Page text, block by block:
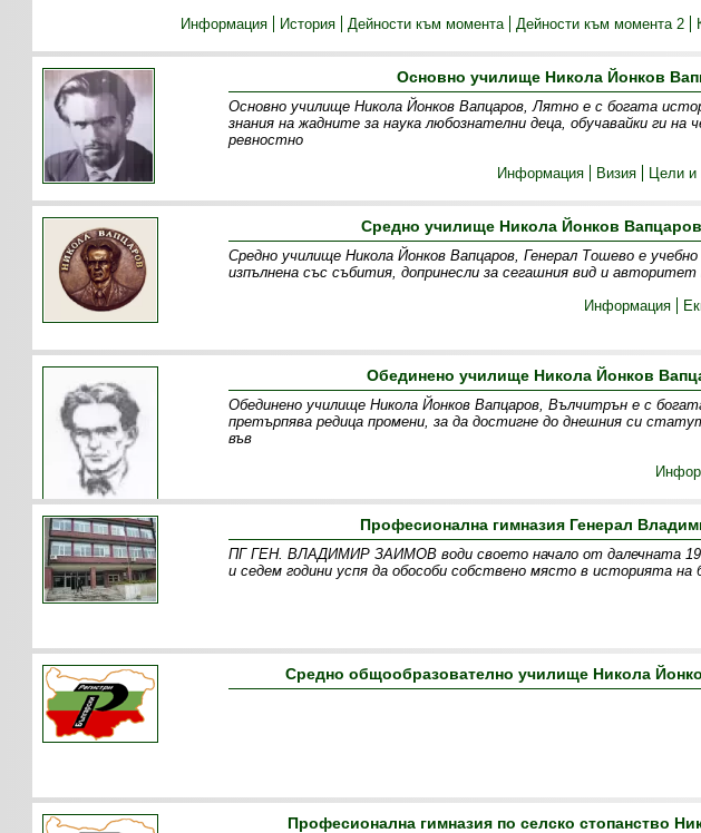
Информация
История Дейности към момента Дейности към момента 2
Основно училище Никола Йонков
Основно училище Никола Йонков Вапцаров, Лятно е с богата
знания на жадните за наука любознателни деца, обучавайки ги
ревностно
Информация
Визия Цели и
Средно училище Никола Йонков
Средно училище Никола Йонков Вапцаров, Генерал Тошево е
изпълнена със събития, допринесли за сегашния вид и
Информация
Обединено училище Никола Йонков
Обединено училище Никола Йонков Вапцаров, Вълчитрън е с
претърпява редица промени, за да достигне до днешния си
във
Професионална гимназия Генерал
ПГ ГЕН. ВЛАДИМИР ЗАИМОВ води своето начало от далечната
и седем години успя да обособи собствено място в историята на
Средно общообразователно училище Никола
Професионална гимназия по селско стопанство